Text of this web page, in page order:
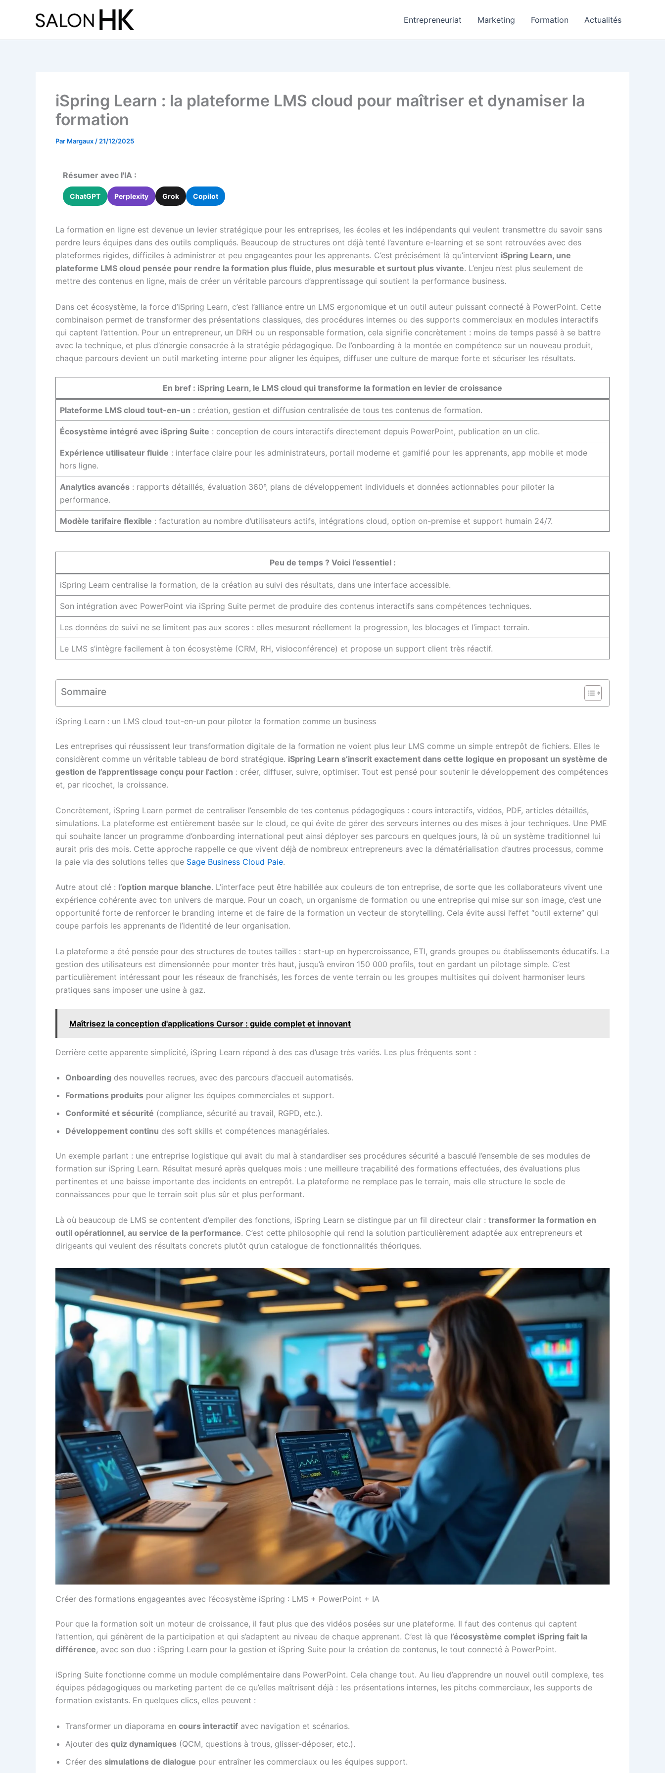
Entrepreneuriat Marketing Formation Actualités
iSpring Learn : la plateforme LMS cloud pour maîtriser et dynamiser la
formation
Par Margaux / 21/12/2025
Résumer avec l'IA :
ChatGPT Perplexity Grok Copilot
La formation en ligne est devenue un levier stratégique pour les entreprises, les écoles et les indépendants qui veulent transmettre du savoir sans
perdre leurs équipes dans des outils compliqués. Beaucoup de structures ont déjà tenté l’aventure e-learning et se sont retrouvées avec des
plateformes rigides, difficiles à administrer et peu engageantes pour les apprenants. C’est précisément là qu’intervient iSpring Learn, une
plateforme LMS cloud pensée pour rendre la formation plus fluide, plus mesurable et surtout plus vivante. L’enjeu n’est plus seulement de
mettre des contenus en ligne, mais de créer un véritable parcours d’apprentissage qui soutient la performance business.
Dans cet écosystème, la force d’iSpring Learn, c’est l’alliance entre un LMS ergonomique et un outil auteur puissant connecté à PowerPoint. Cette
combinaison permet de transformer des présentations classiques, des procédures internes ou des supports commerciaux en modules interactifs
qui captent l’attention. Pour un entrepreneur, un DRH ou un responsable formation, cela signifie concrètement : moins de temps passé à se battre
avec la technique, et plus d’énergie consacrée à la stratégie pédagogique. De l’onboarding à la montée en compétence sur un nouveau produit,
chaque parcours devient un outil marketing interne pour aligner les équipes, diffuser une culture de marque forte et sécuriser les résultats.
En bref : iSpring Learn, le LMS cloud qui transforme la formation en levier de croissance
Plateforme LMS cloud tout-en-un : création, gestion et diffusion centralisée de tous tes contenus de formation.
Écosystème intégré avec iSpring Suite : conception de cours interactifs directement depuis PowerPoint, publication en un clic.
Expérience utilisateur fluide : interface claire pour les administrateurs, portail moderne et gamifié pour les apprenants, app mobile et mode
hors ligne.
Analytics avancés : rapports détaillés, évaluation 360°, plans de développement individuels et données actionnables pour piloter la
performance.
Modèle tarifaire flexible : facturation au nombre d’utilisateurs actifs, intégrations cloud, option on-premise et support humain 24/7.
Peu de temps ? Voici l’essentiel :
iSpring Learn centralise la formation, de la création au suivi des résultats, dans une interface accessible.
Son intégration avec PowerPoint via iSpring Suite permet de produire des contenus interactifs sans compétences techniques.
Les données de suivi ne se limitent pas aux scores : elles mesurent réellement la progression, les blocages et l’impact terrain.
Le LMS s’intègre facilement à ton écosystème (CRM, RH, visioconférence) et propose un support client très réactif.
Sommaire
iSpring Learn : un LMS cloud tout-en-un pour piloter la formation comme un business
Les entreprises qui réussissent leur transformation digitale de la formation ne voient plus leur LMS comme un simple entrepôt de fichiers. Elles le
considèrent comme un véritable tableau de bord stratégique. iSpring Learn s’inscrit exactement dans cette logique en proposant un système de
gestion de l’apprentissage conçu pour l’action : créer, diffuser, suivre, optimiser. Tout est pensé pour soutenir le développement des compétences
et, par ricochet, la croissance.
Concrètement, iSpring Learn permet de centraliser l’ensemble de tes contenus pédagogiques : cours interactifs, vidéos, PDF, articles détaillés,
simulations. La plateforme est entièrement basée sur le cloud, ce qui évite de gérer des serveurs internes ou des mises à jour techniques. Une PME
qui souhaite lancer un programme d’onboarding international peut ainsi déployer ses parcours en quelques jours, là où un système traditionnel lui
aurait pris des mois. Cette approche rappelle ce que vivent déjà de nombreux entrepreneurs avec la dématérialisation d’autres processus, comme
la paie via des solutions telles que Sage Business Cloud Paie.
Autre atout clé : l’option marque blanche. L’interface peut être habillée aux couleurs de ton entreprise, de sorte que les collaborateurs vivent une
expérience cohérente avec ton univers de marque. Pour un coach, un organisme de formation ou une entreprise qui mise sur son image, c’est une
opportunité forte de renforcer le branding interne et de faire de la formation un vecteur de storytelling. Cela évite aussi l’effet “outil externe” qui
coupe parfois les apprenants de l’identité de leur organisation.
La plateforme a été pensée pour des structures de toutes tailles : start-up en hypercroissance, ETI, grands groupes ou établissements éducatifs. La
gestion des utilisateurs est dimensionnée pour monter très haut, jusqu’à environ 150 000 profils, tout en gardant un pilotage simple. C’est
particulièrement intéressant pour les réseaux de franchisés, les forces de vente terrain ou les groupes multisites qui doivent harmoniser leurs
pratiques sans imposer une usine à gaz.
Maîtrisez la conception d'applications Cursor : guide complet et innovant
Derrière cette apparente simplicité, iSpring Learn répond à des cas d’usage très variés. Les plus fréquents sont :
Onboarding des nouvelles recrues, avec des parcours d’accueil automatisés.
Formations produits pour aligner les équipes commerciales et support.
Conformité et sécurité (compliance, sécurité au travail, RGPD, etc.).
Développement continu des soft skills et compétences managériales.
Un exemple parlant : une entreprise logistique qui avait du mal à standardiser ses procédures sécurité a basculé l’ensemble de ses modules de
formation sur iSpring Learn. Résultat mesuré après quelques mois : une meilleure traçabilité des formations effectuées, des évaluations plus
pertinentes et une baisse importante des incidents en entrepôt. La plateforme ne remplace pas le terrain, mais elle structure le socle de
connaissances pour que le terrain soit plus sûr et plus performant.
Là où beaucoup de LMS se contentent d’empiler des fonctions, iSpring Learn se distingue par un fil directeur clair : transformer la formation en
outil opérationnel, au service de la performance. C’est cette philosophie qui rend la solution particulièrement adaptée aux entrepreneurs et
dirigeants qui veulent des résultats concrets plutôt qu’un catalogue de fonctionnalités théoriques.
Créer des formations engageantes avec l’écosystème iSpring : LMS + PowerPoint + IA
Pour que la formation soit un moteur de croissance, il faut plus que des vidéos posées sur une plateforme. Il faut des contenus qui captent
l’attention, qui génèrent de la participation et qui s’adaptent au niveau de chaque apprenant. C’est là que l’écosystème complet iSpring fait la
différence, avec son duo : iSpring Learn pour la gestion et iSpring Suite pour la création de contenus, le tout connecté à PowerPoint.
iSpring Suite fonctionne comme un module complémentaire dans PowerPoint. Cela change tout. Au lieu d’apprendre un nouvel outil complexe, tes
équipes pédagogiques ou marketing partent de ce qu’elles maîtrisent déjà : les présentations internes, les pitchs commerciaux, les supports de
formation existants. En quelques clics, elles peuvent :
Transformer un diaporama en cours interactif avec navigation et scénarios.
Ajouter des quiz dynamiques (QCM, questions à trous, glisser-déposer, etc.).
Créer des simulations de dialogue pour entraîner les commerciaux ou les équipes support.